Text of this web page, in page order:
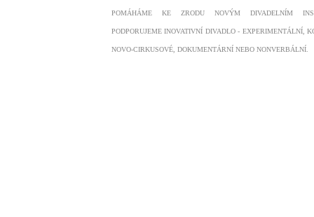
POMÁHÁME KE ZRODU NOVÝM DIVADELNÍM
PODPORUJEME INOVATIVNÍ DIVADLO - EXPERIMENTÁLNÍ,
NOVO-CIRKUSOVÉ, DOKUMENTÁRNÍ NEBO NONVERBÁLNÍ.